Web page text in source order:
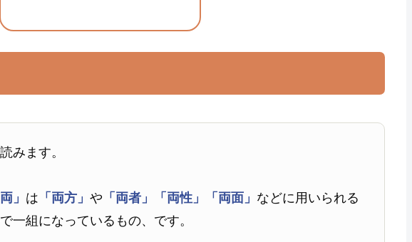
みます。
両」 は 「両方」や 「両者」 「両性」 「両面」 などに用いられる
一組になっているもの、です。